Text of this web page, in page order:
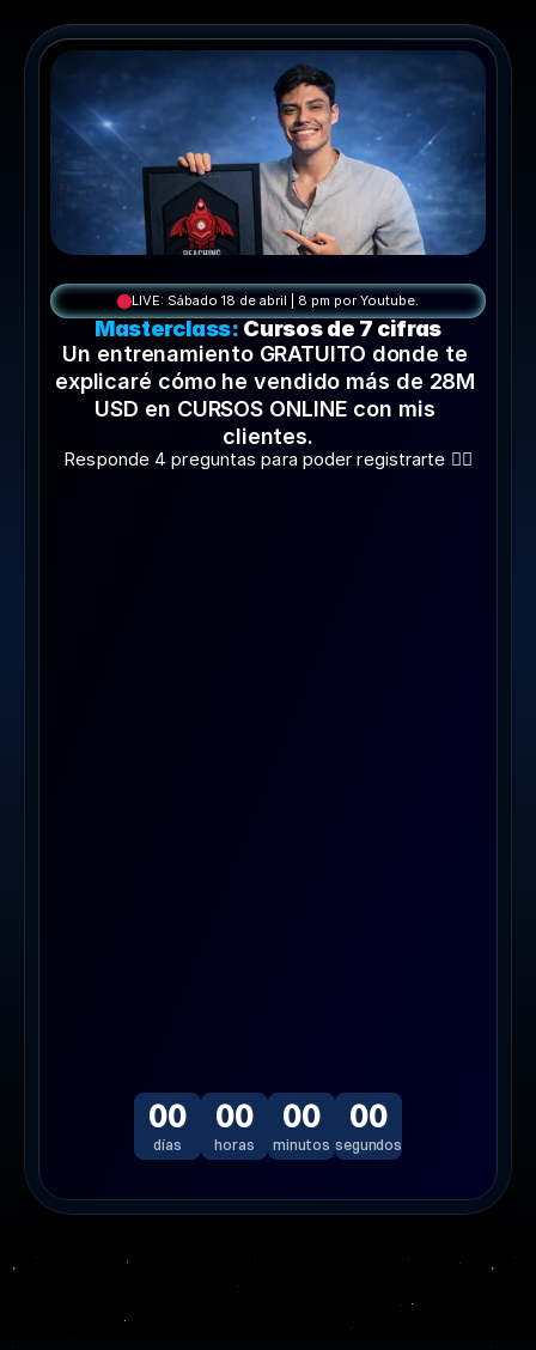
LIVE: Sábado 18 de abril | 8 pm por Youtube.
00
días
00
horas
00
minutos
00
segundos
Masterclass: Cursos de 7 cifras
Un entrenamiento GRATUITO donde te
explicaré cómo he vendido más de 28M
USD en CURSOS ONLINE con mis
clientes.
Responde 4 preguntas para poder registrarte 👇🏻